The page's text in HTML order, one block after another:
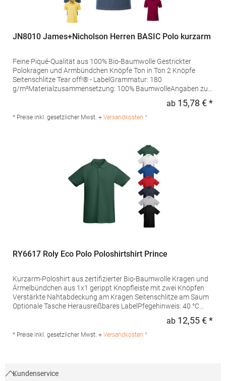
JN8010 James+Nicholson Herren BASIC Polo kurzarm
Feine Piqué-Qualität aus 100% Bio-Baumwolle Gestrickter
Polokragen und Armbündchen Knöpfe Ton in Ton 2 Knöpfe
Seitenschlitze Tear off!® - LabelGrammatur: 180
g/m²Materialzusammensetzung: 100% BaumwolleAngaben zur
GmbH Vor dem Weißen Stein 25-31 72461 Albstadt Deutschland
E-Mail: info@daiber.de
ab 15,78 € *
* Preise inkl. gesetzlicher Mwst. + Versandkosten *
RY6617 Roly Eco Polo Poloshirtshirt Prince
Kurzarm-Poloshirt aus zertifizierter Bio-Baumwolle Kragen und
Ärmelbündchen aus 1x1 gerippt Knopfleiste mit zwei Knöpfen
Verstärkte Nahtabdeckung am Kragen Seitenschlitze am Saum
Optionale Tasche Herausreißbares LabelPfegehinweis: 40 °C
g/m²Materialzusammensetzung: 100% Baumwolle (Heather
Grey: 85% Baumwolle / 15% Viskose)Angaben zur
ab 12,55 € *
* Preise inkl. gesetzlicher Mwst. + Versandkosten *
Kundenservice